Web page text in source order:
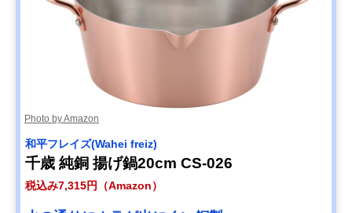
Photo by Amazon
和平フレイズ(Wahei freiz)
千歳 純銅 揚げ鍋20cm CS-026
税込み7,315円（Amazon）